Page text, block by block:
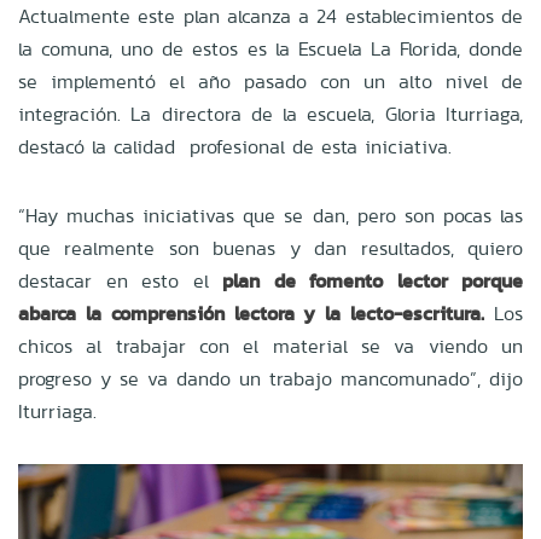
Actualmente este plan alcanza a 24 establecimientos de
la comuna, uno de estos es la Escuela La Florida, donde
se implementó el año pasado con un alto nivel de
integración. La directora de la escuela, Gloria Iturriaga,
destacó la calidad profesional de esta iniciativa.
“Hay muchas iniciativas que se dan, pero son pocas las
que realmente son buenas y dan resultados, quiero
destacar en esto el plan de fomento lector porque
abarca la comprensión lectora y la lecto-escritura. Los
chicos al trabajar con el material se va viendo un
progreso y se va dando un trabajo mancomunado”, dijo
Iturriaga.